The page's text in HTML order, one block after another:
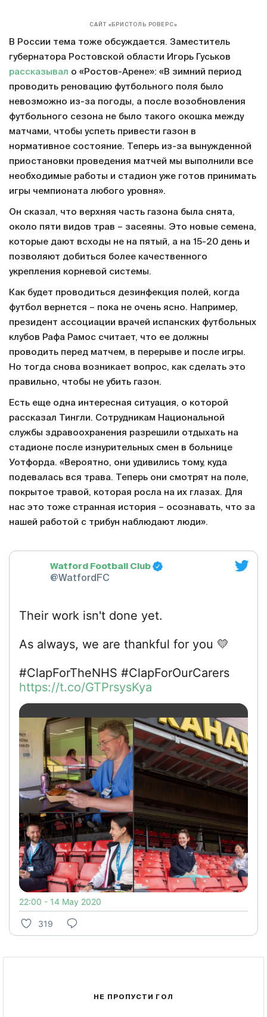
САЙТ «БРИСТОЛЬ РОВЕРС»
В России тема тоже обсуждается. Заместитель
губернатора Ростовской области Игорь Гуськов
рассказывал о «Ростов-Арене»: «В зимний период
проводить реновацию футбольного поля было
невозможно из-за погоды, а после возобновления
футбольного сезона не было такого окошка между
матчами, чтобы успеть привести газон в
нормативное состояние. Теперь из-за вынужденной
приостановки проведения матчей мы выполнили все
необходимые работы и стадион уже готов принимать
игры чемпионата любого уровня».
Он сказал, что верхняя часть газона была снята,
около пяти видов трав – засеяны. Это новые семена,
которые дают всходы не на пятый, а на 15-20 день и
позволяют добиться более качественного
укрепления корневой системы.
Как будет проводиться дезинфекция полей, когда
футбол вернется – пока не очень ясно. Например,
президент ассоциации врачей испанских футбольных
клубов Рафа Рамос считает, что ее должны
проводить перед матчем, в перерыве и после игры.
Но тогда снова возникает вопрос, как сделать это
правильно, чтобы не убить газон.
Есть еще одна интересная ситуация, о которой
рассказал Тингли. Сотрудникам Национальной
службы здравоохранения разрешили отдыхать на
стадионе после изнурительных смен в больнице
Уотфорда. «Вероятно, они удивились тому, куда
подевалась вся трава. Теперь они смотрят на поле,
покрытое травой, которая росла на их глазах. Для
нас это тоже странная история – осознавать, что за
нашей работой с трибун наблюдают люди».
Watford Football Club
@WatfordFC
Their work isn't done yet.
As always, we are thankful for you 💛
#ClapForTheNHS #ClapForOurCarers
https://t.co/GTPrsysKya
22:00 - 14 May 2020
319
НЕ ПРОПУСТИ ГОЛ